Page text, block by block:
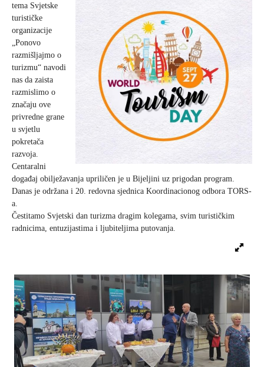
Vjerski turizam
Avantura
Eko turizam
Kulturni turizam
Gastronomija
Lov i ribolov
Seoski turizam
Destinacije
Spisak destinacija
Mapa destinacija
tema Svjetske
turističke
organizacije
„Ponovo
razmišljajmo o
turizmu“ navodi
nas da zaista
razmislimo o
značaju ove
privredne grane
u svjetlu
pokretača
razvoja.
Centaralni
događaj obilježavanja upriličen je u Bijeljini uz prigodan program.
Danas je održana i 20. redovna sjednica Koordinacionog odbora TORS-
a.
Čestitamo Svjetski dan turizma dragim kolegama, svim turističkim
radnicima, entuzijastima i ljubiteljima putovanja.